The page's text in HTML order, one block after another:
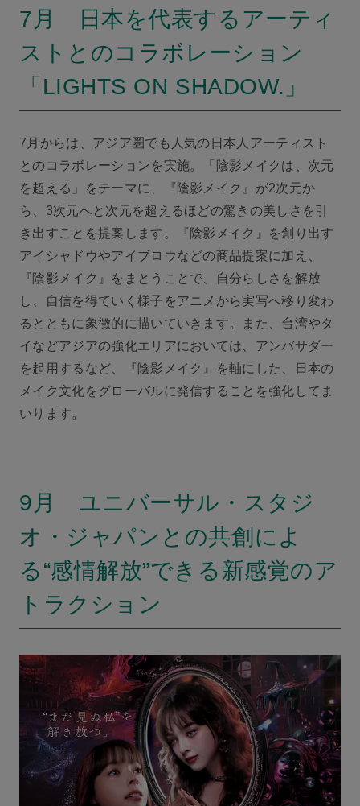
7月 日本を代表するアーティ
ストとのコラボレーション
「LIGHTS ON SHADOW.」
7月からは、アジア圏でも人気の日本人アーティスト
とのコラボレーションを実施。「陰影メイクは、次元
を超える」をテーマに、『陰影メイク』が2次元か
ら、3次元へと次元を超えるほどの驚きの美しさを引
き出すことを提案します。『陰影メイク』を創り出す
アイシャドウやアイブロウなどの商品提案に加え、
『陰影メイク』をまとうことで、自分らしさを解放
し、自信を得ていく様子をアニメから実写へ移り変わ
るとともに象徴的に描いていきます。また、台湾やタ
イなどアジアの強化エリアにおいては、アンバサダー
を起用するなど、『陰影メイク』を軸にした、日本の
メイク文化をグローバルに発信することを強化してま
いります。
9月 ユニバーサル・スタジ
オ・ジャパンとの共創によ
る“感情解放”できる新感覚のア
トラクション